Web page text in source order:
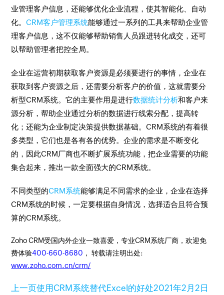
业管理客户信息，还能够优化企业流程，使其智能化、自动
化。CRM客户管理系统能够通过一系列的工具来帮助企业管
理客户信息，这不仅能够帮助销售人员跟进转化成交，还可
以帮助管理者把控全局。
企业在运营初期获取客户资源是必须要进行的事情，企业在
获取到客户资源之后，还需要分析客户的价值，这就需要分
析型CRM系统。它的主要作用是进行数据统计分析和客户来
源分析，帮助企业通过分析的数据进行线索分配，提高转
化；还能为企业制定决策提供数据基础。CRM系统的有着很
多类型，它们也是各有各的优势。企业的需求是不断变化
的，因此CRM厂商也不断扩展系统功能，把企业需要的功能
集合起来，推出一款全面强大的CRM系统。
不同类型的CRM系统能够满足不同需求的企业，企业在选择
CRM系统的时候，一定要根据自身情况，选择适合且符合预
算的CRM系统。
Zoho CRM受国内外企业一致喜爱，专业CRM系统厂商，欢迎免
费体验400-660-8680 ， 转载请注明出处:
www.zoho.com.cn/crm/
上一页使用CRM系统替代Excel的好处2021年2月2日